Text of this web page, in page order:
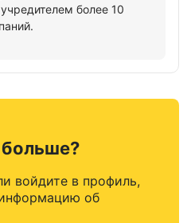
более 10
больше?
войдите в профиль,
об